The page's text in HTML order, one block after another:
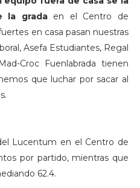
la gradaen el Centro de
en casa pasan nuestras
Asefa Estudiantes, Regal
Croc Fuenlabrada tienen
que luchar por sacar al
Lucentum en el Centro de
por partido, mientras que
62.4.